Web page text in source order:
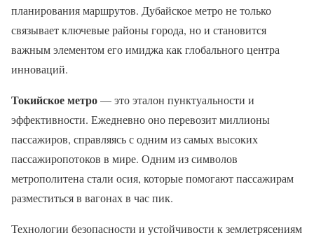
планирования маршрутов. Дубайское метро не только
связывает ключевые районы города, но и становится
важным элементом его имиджа как глобального центра
инноваций.
Токийское метро— это эталон пунктуальности и
эффективности. Ежедневно оно перевозит миллионы
пассажиров, справляясь с одним из самых высоких
пассажиропотоков в мире. Одним из символов
метрополитена стали осия, которые помогают пассажирам
разместиться в вагонах в час пик.
Технологии безопасности и устойчивости к землетрясениям